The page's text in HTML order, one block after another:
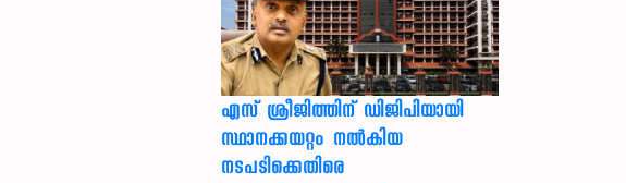
എസ് ശ്രീജിത്തിന് ഡിജിപിയായി
സ്ഥാനക്കയറ്റം നൽകിയ
നടപടിക്കെതിരെ